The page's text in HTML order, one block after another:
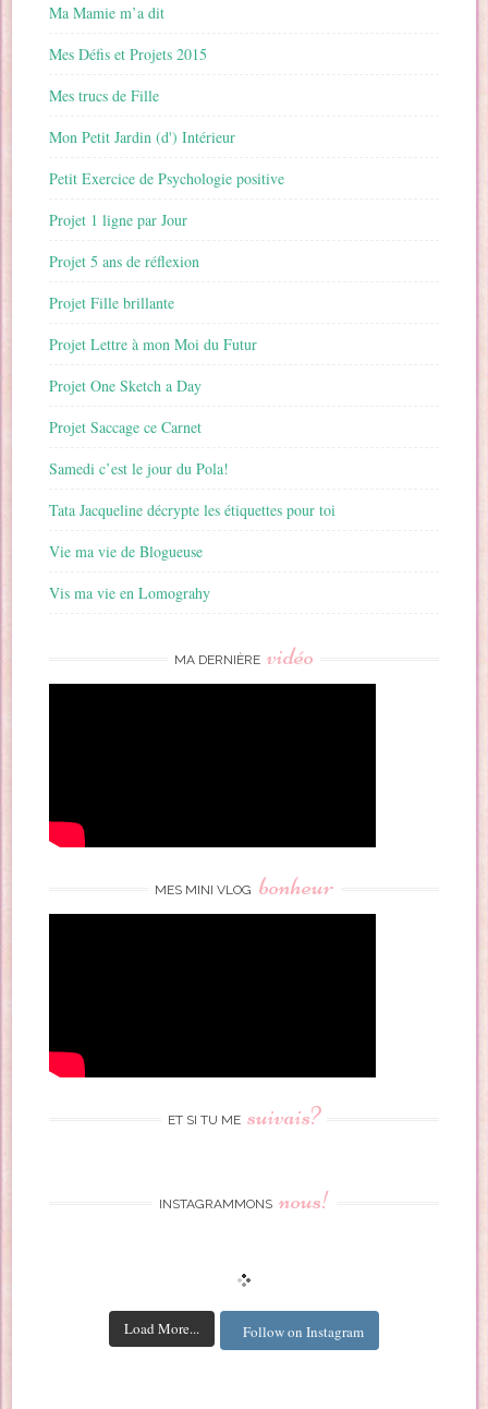
Ma Mamie m’a dit
Mes Défis et Projets 2015
Mes trucs de Fille
Mon Petit Jardin (d') Intérieur
Petit Exercice de Psychologie positive
Projet 1 ligne par Jour
Projet 5 ans de réflexion
Projet Fille brillante
Projet Lettre à mon Moi du Futur
Projet One Sketch a Day
Projet Saccage ce Carnet
Samedi c’est le jour du Pola!
Tata Jacqueline décrypte les étiquettes pour toi
Vie ma vie de Blogueuse
Vis ma vie en Lomograhy
MA DERNIÈRE vidéo
MES MINI VLOG bonheur
ET SI TU ME suivais?
INSTAGRAMMONS nous!
Load More... Follow on Instagram